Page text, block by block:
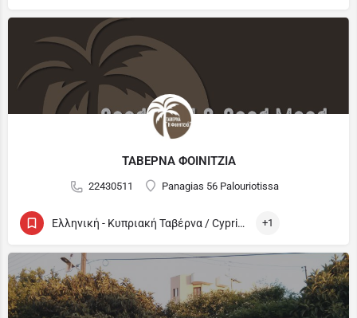
ΤΑΒΕΡΝΑ ΦΟΙΝΙΤΖΙΑ
22430511 Panagias 56 Palouriotissa
Ελληνική - Κυπριακή Ταβέρνα / Cypriot and Greek Tavern +1